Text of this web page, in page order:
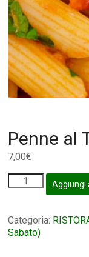
Penne al
7,00€
Aggiungi
Categoria:
Sabato)